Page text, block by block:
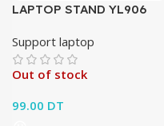
LAPTOP STAND YL906
Support laptop
Out of stock
99.00 DT